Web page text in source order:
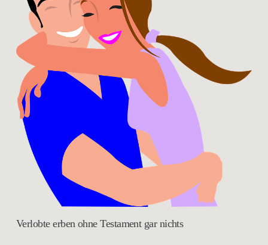
Verlobte erben ohne Testament gar nichts